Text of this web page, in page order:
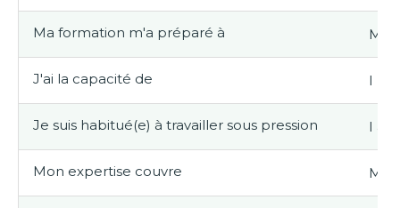
Ma formation m'a préparé à My
J'ai la capacité de I
Je suis habitué(e) à travailler sous pression I
Mon expertise couvre My